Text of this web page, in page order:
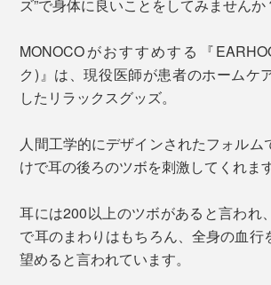
ズ”で身体に良いことをしてみませんか
MONOCOがおすすめする『
ク)』は、現役医師が患者のホームケ
したリラックスグッズ。
人間工学的にデザインされたフォルム
けで耳の後ろのツボを刺激してくれます
耳には200以上のツボがあると言われ
で耳のまわりはもちろん、全身の血行
望めると言われています。